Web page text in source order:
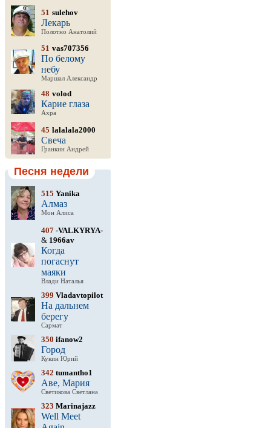
51 sulehov
Лекарь
Полотно Анатолий
51 vas707356
По белому
небу
Маршал Александр
48 volod
Карие глаза
Ахра
45 lalalala2000
Свеча
Гранкин Андрей
Песня недели
515 Yanika
Алмаз
Мон Алиса
407 -VALKYRYA-
& 1966av
Когда
погаснут
маяки
Влади Наталья
399 Vladavtopilot
На дальнем
берегу
Сармат
350 ifanow2
Город
Кукин Юрий
342 tumantho1
Аве, Мария
Светикова Светлана
323 Marinajazz
Well Meet